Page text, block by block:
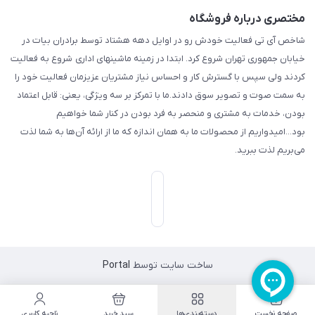
مختصری درباره فروشگاه
شاخص آی تی فعالیت خودش رو در اوایل دهه هشتاد توسط برادران بیات در
خیابان جمهوری تهران شروع کرد. ابتدا در زمینه ماشینهای اداری شروع به فعالیت
کردند ولی سپس با گسترش کار و احساس نیاز مشتریان عزیزمان فعالیت خود را
به سمت صوت و تصویر سوق دادند.ما با تمرکز بر سه ویژگی، یعنی: قابل اعتماد
بودن، خدمات به مشتری و منحصر به فرد بودن در کنار شما خواهیم
بود...امیدواریم از محصولات ما به همان اندازه که ما از ارائه آن‌ها به شما لذت
می‌‌بریم لذت ببرید.
ساخت سایت توسط Portal